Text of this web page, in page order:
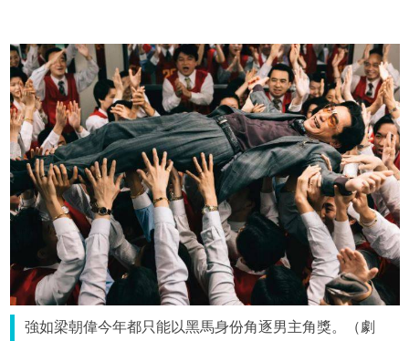
強如梁朝偉今年都只能以黑馬身份角逐男主角獎。（劇